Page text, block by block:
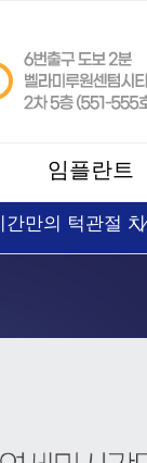
임플란트
간만의 턱관절 치